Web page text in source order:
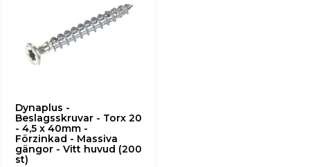
Dynaplus -
Beslagsskruvar - Torx 20
- 4,5 x 40mm -
Förzinkad - Massiva
gängor - Vitt huvud (200
st)